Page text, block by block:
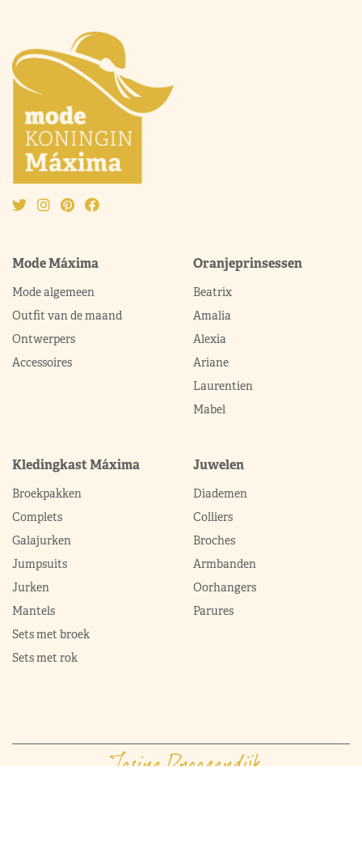
Mode Máxima
Mode algemeen
Outfit van de maand
Ontwerpers
Accessoires
Oranjeprinsessen
Beatrix
Amalia
Alexia
Ariane
Laurentien
Mabel
Kledingkast Máxima
Broekpakken
Complets
Galajurken
Jumpsuits
Jurken
Mantels
Sets met broek
Sets met rok
Juwelen
Diademen
Colliers
Broches
Armbanden
Oorhangers
Parures